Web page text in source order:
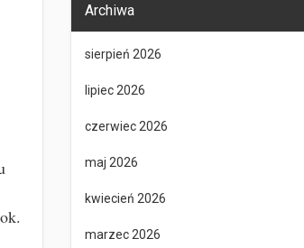
Archiwa
sierpień 2026
lipiec 2026
czerwiec 2026
maj 2026
kwiecień 2026
marzec 2026